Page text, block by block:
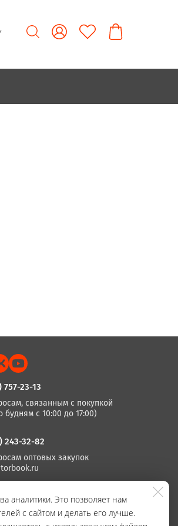
757-23-13
связанным с покупкой
будням с 10:00 до 17:00)
243-32-82
оптовых закупок
983-03-74, +7 (812) 235 15 86
издания книг
с 10:00 до 17:00)
аналитики. Это позволяет нам
с сайтом и делать его лучше.